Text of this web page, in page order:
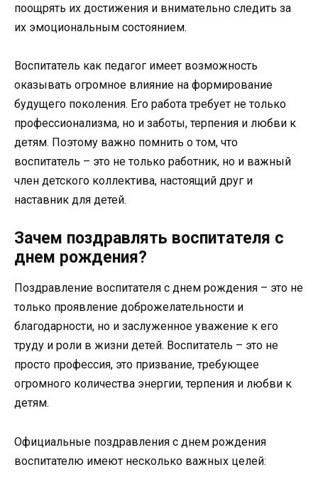
поощрять их достижения и внимательно следить за
их эмоциональным состоянием.
Воспитатель как педагог имеет возможность
оказывать огромное влияние на формирование
будущего поколения. Его работа требует не только
профессионализма, но и заботы, терпения и любви к
детям. Поэтому важно помнить о том, что
воспитатель – это не только работник, но и важный
член детского коллектива, настоящий друг и
наставник для детей.
Зачем поздравлять воспитателя с
днем рождения?
Поздравление воспитателя с днем рождения – это не
только проявление доброжелательности и
благодарности, но и заслуженное уважение к его
труду и роли в жизни детей. Воспитатель – это не
просто профессия, это призвание, требующее
огромного количества энергии, терпения и любви к
детям.
Официальные поздравления с днем рождения
воспитателю имеют несколько важных целей: